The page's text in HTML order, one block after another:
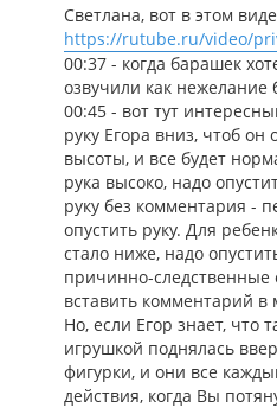
о
б
щ
е
и
е
Светлана, вот в этом
https://rutube.ru/video/
00:37 - когда барашек
озвучили как
00:45 - вот тут
руку Егора вниз, чтоб
высоты, и все будет
рука высоко, надо
руку без комментария -
опустить руку. Для
стало ниже, надо
причинно-следственные
вставить комментарий в
Но, если Егор знает, что
игрушкой поднялась
фигурки, и они все
действия, когда Вы